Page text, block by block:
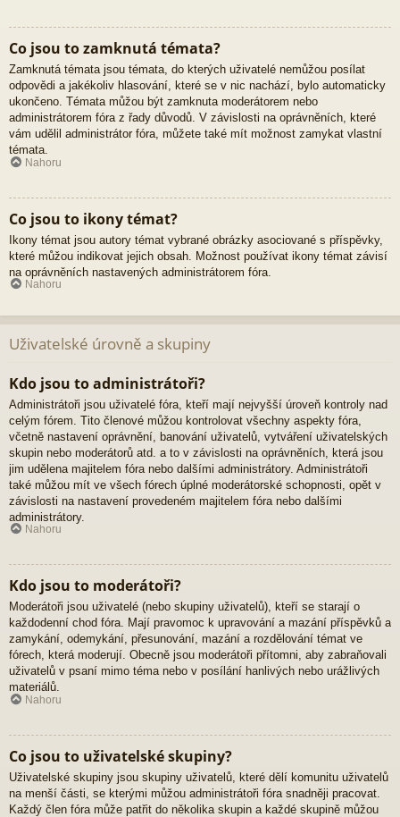
Co jsou to zamknutá témata?
Zamknutá témata jsou témata, do kterých uživatelé nemůžou posílat
odpovědi a jakékoliv hlasování, které se v nic nachází, bylo automaticky
ukončeno. Témata můžou být zamknuta moderátorem nebo
administrátorem fóra z řady důvodů. V závislosti na oprávněních, které
vám udělil administrátor fóra, můžete také mít možnost zamykat vlastní
témata.
Nahoru
Co jsou to ikony témat?
Ikony témat jsou autory témat vybrané obrázky asociované s příspěvky,
které můžou indikovat jejich obsah. Možnost používat ikony témat závisí
na oprávněních nastavených administrátorem fóra.
Nahoru
Uživatelské úrovně a skupiny
Kdo jsou to administrátoři?
Administrátoři jsou uživatelé fóra, kteří mají nejvyšší úroveň kontroly nad
celým fórem. Tito členové můžou kontrolovat všechny aspekty fóra,
včetně nastavení oprávnění, banování uživatelů, vytváření uživatelských
skupin nebo moderátorů atd. a to v závislosti na oprávněních, která jsou
jim udělena majitelem fóra nebo dalšími administrátory. Administrátoři
také můžou mít ve všech fórech úplné moderátorské schopnosti, opět v
závislosti na nastavení provedeném majitelem fóra nebo dalšími
administrátory.
Nahoru
Kdo jsou to moderátoři?
Moderátoři jsou uživatelé (nebo skupiny uživatelů), kteří se starají o
každodenní chod fóra. Mají pravomoc k upravování a mazání příspěvků a
zamykání, odemykání, přesunování, mazání a rozdělování témat ve
fórech, která moderují. Obecně jsou moderátoři přítomni, aby zabraňovali
uživatelů v psaní mimo téma nebo v posílání hanlivých nebo urážlivých
materiálů.
Nahoru
Co jsou to uživatelské skupiny?
Uživatelské skupiny jsou skupiny uživatelů, které dělí komunitu uživatelů
na menší části, se kterými můžou administrátoři fóra snadněji pracovat.
Každý člen fóra může patřit do několika skupin a každé skupině můžou